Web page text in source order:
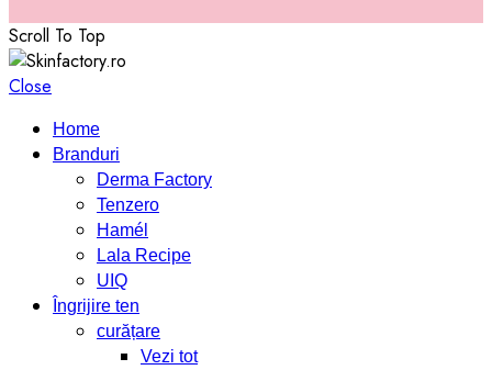
Scroll To Top
Close
Home
Branduri
Derma Factory
Tenzero
Hamél
Lala Recipe
UIQ
Îngrijire ten
curățare
Vezi tot